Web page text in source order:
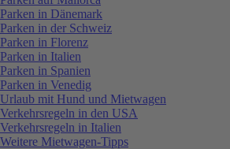
Parken in Dänemark
Parken in der Schweiz
Parken in Florenz
Parken in Italien
Parken in Spanien
Parken in Venedig
Urlaub mit Hund und Mietwagen
Verkehrsregeln in den USA
Verkehrsregeln in Italien
Weitere Mietwagen-Tipps